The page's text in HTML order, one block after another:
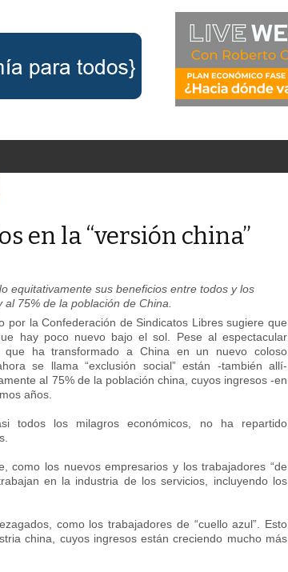
en la “versión china”
equitativamente sus beneficios entre todos y los
75% de la población de China.
por la Confederación de Sindicatos Libres sugiere que
hay poco nuevo bajo el sol. Pese al espectacular
ha transformado a China en un nuevo coloso
se llama “exclusión social” están -también allí-
al 75% de la población china, cuyos ingresos -en
años.
todos los milagros económicos, no ha repartido
como los nuevos empresarios y los trabajadores “de
en la industria de los servicios, incluyendo los
como los trabajadores de “cuello azul”. Esto
china, cuyos ingresos están creciendo mucho más